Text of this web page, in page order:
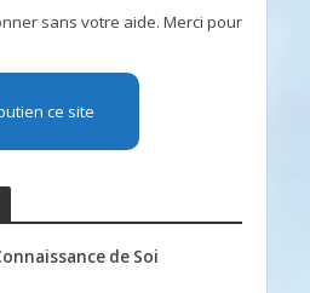
sans votre aide. Merci pour
ce site
de Soi